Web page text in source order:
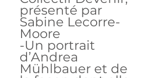
présenté par
Sabine Lecorre-
Moore
-Un portrait
d’Andrea
Mühlbauer et de